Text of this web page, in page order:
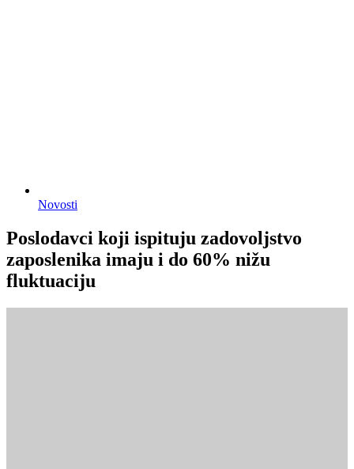
Novosti
Poslodavci koji ispituju zadovoljstvo
zaposlenika imaju i do 60% nižu
fluktuaciju